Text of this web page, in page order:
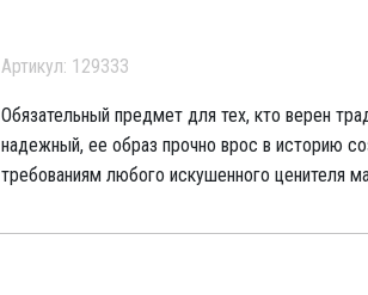
Артикул: 129333
Обязательный предмет для тех, кто верен
надежный, ее образ прочно врос в историю
требованиям любого искушенного ценителя